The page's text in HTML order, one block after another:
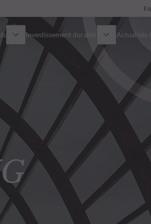
?
Investissement durable
Présentation
Approche
Publications
Actualités
Notre
Nos